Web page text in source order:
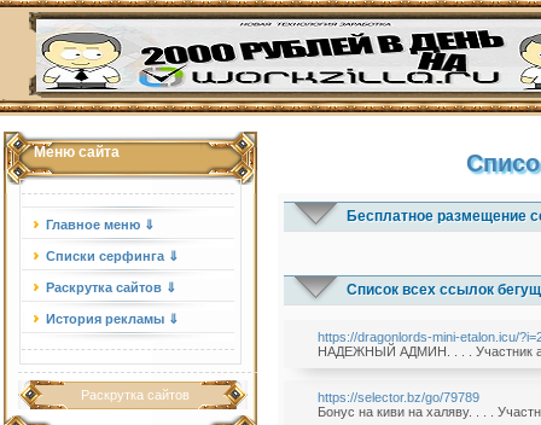
Меню сайта
Главное меню ⇓
Списки серфинга ⇓
Раскрутка сайтов ⇓
История рекламы ⇓
Раскрутка сайтов
Бесплатное размещение
Список всех ссылок
https://dragonlords-mini-etalon.icu/
НАДЕЖНЫЙ АДМИН. . . . Участник
https://selесtor.bz/go/79789
Бонус на киви на халяву. . . .